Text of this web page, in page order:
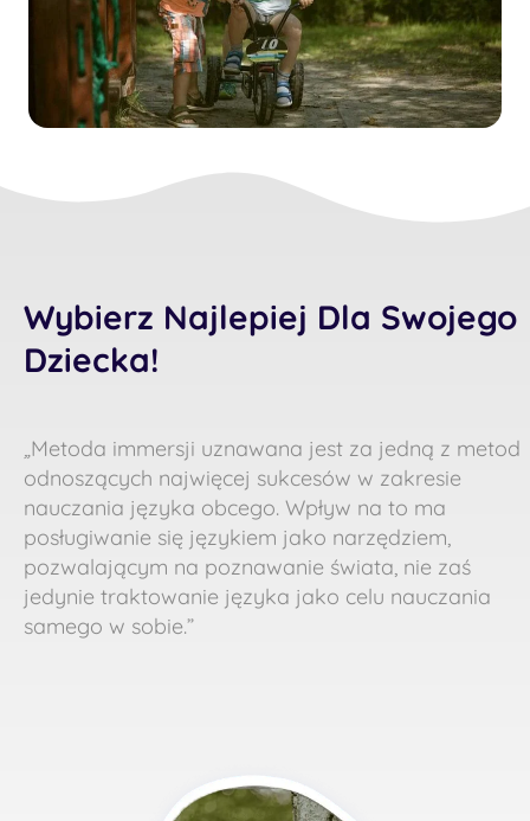
Wybierz Najlepiej Dla Swojego
Dziecka!
„Metoda immersji uznawana jest za jedną z metod
odnoszących najwięcej sukcesów w zakresie
nauczania języka obcego. Wpływ na to ma
posługiwanie się językiem jako narzędziem,
pozwalającym na poznawanie świata, nie zaś
jedynie traktowanie języka jako celu nauczania
samego w sobie.”